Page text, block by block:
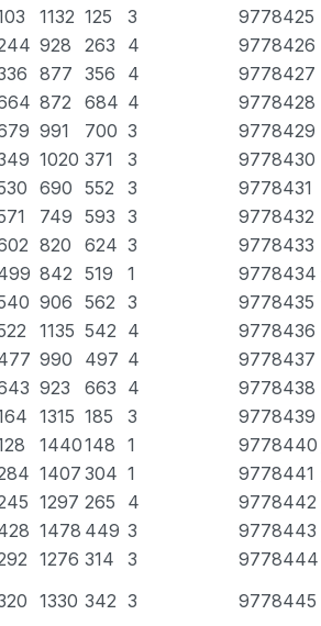
1132 125 3 9778425
928 263 4 9778426
877 356 4 9778427
872 684 4 9778428
991 700 3 9778429
1020 371 3 9778430
690 552 3 9778431
749 593 3 9778432
820 624 3 9778433
842 519 1 9778434
906 562 3 9778435
1135 542 4 9778436
990 497 4 9778437
923 663 4 9778438
1315 185 3 9778439
1440148 1 9778440
1407 304 1 9778441
1297 265 4 9778442
1478 449 3 9778443
1276 314 3 9778444
1330 342 3 9778445